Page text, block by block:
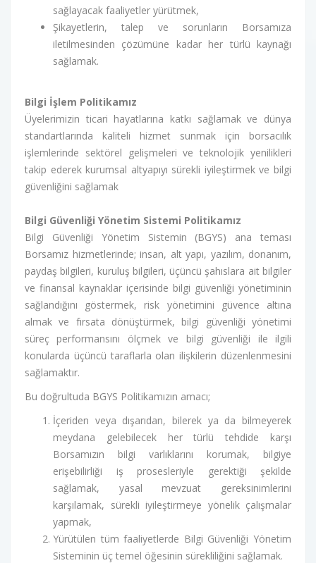
sağlayacak faaliyetler yürütmek,
Şikayetlerin, talep ve sorunların Borsamıza
iletilmesinden çözümüne kadar her türlü kaynağı
sağlamak.
Bilgi İşlem Politikamız
Üyelerimizin ticari hayatlarına katkı sağlamak ve dünya
standartlarında kaliteli hizmet sunmak için borsacılık
işlemlerinde sektörel gelişmeleri ve teknolojik yenilikleri
takip ederek kurumsal altyapıyı sürekli iyileştirmek ve bilgi
güvenliğini sağlamak
Bilgi Güvenliği Yönetim Sistemi Politikamız
Bilgi Güvenliği Yönetim Sistemin (BGYS) ana teması
Borsamız hizmetlerinde; insan, alt yapı, yazılım, donanım,
paydaş bilgileri, kuruluş bilgileri, üçüncü şahıslara ait bilgiler
ve finansal kaynaklar içerisinde bilgi güvenliği yönetiminin
sağlandığını göstermek, risk yönetimini güvence altına
almak ve fırsata dönüştürmek, bilgi güvenliği yönetimi
süreç performansını ölçmek ve bilgi güvenliği ile ilgili
konularda üçüncü taraflarla olan ilişkilerin düzenlenmesini
sağlamaktır.
Bu doğrultuda BGYS Politikamızın amacı;
İçeriden veya dışarıdan, bilerek ya da bilmeyerek
meydana gelebilecek her türlü tehdide karşı
Borsamızın bilgi varlıklarını korumak, bilgiye
erişebilirliği iş prosesleriyle gerektiği şekilde
sağlamak, yasal mevzuat gereksinimlerini
karşılamak, sürekli iyileştirmeye yönelik çalışmalar
yapmak,
Yürütülen tüm faaliyetlerde Bilgi Güvenliği Yönetim
Sisteminin üç temel öğesinin sürekliliğini sağlamak.